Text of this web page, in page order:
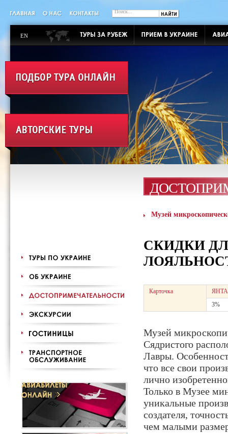
EN
Музей
СКИДКИ
Карточка
3%
Музей
Сядристого
Лавры.
что все свои
лично
Только в Музее
уникальные
создателя,
чем малыми